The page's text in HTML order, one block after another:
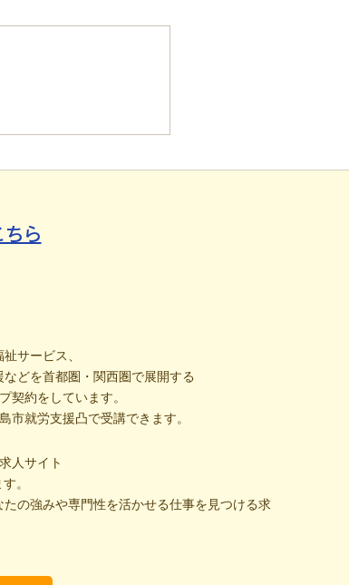
社会への一歩
ちら
サービス、
どを首都圏・関西圏で展開する
契約をしています。
市就労支援凸で受講できます。
人サイト
。
の強みや専門性を活かせる仕事を見つける求